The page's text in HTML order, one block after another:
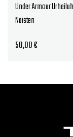
Under Armour
Naisten
50,00€